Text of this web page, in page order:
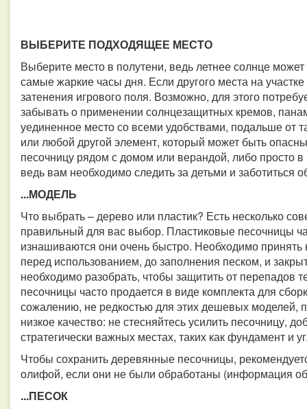
ВЫБЕРИТЕ ПОДХОДЯЩЕЕ МЕСТО
Выберите место в полутени, ведь летнее солнце
самые жаркие часы дня. Если другого места на
затенения игрового поля. Возможно, для этого
забывать о применении солнцезащитных кремов,
уединенное место со всеми удобствами, подальше от
или любой другой элемент, который может быть
песочницу рядом с домом или верандой, либо просто
ведь вам необходимо следить за детьми и заботиться
...МОДЕЛЬ
Что выбрать – дерево или пластик? Есть несколько
правильный для вас выбор. Пластиковые песочницы
изнашиваются они очень быстро. Необходимо
перед использованием, до заполнения песком, и
необходимо разобрать, чтобы защитить от перепадов
песочницы часто продается в виде комплекта для
сожалению, не редкостью для этих дешевых моделей,
низкое качество: не стесняйтесь усилить песочницу,
стратегически важных местах, таких как фундамент и
Чтобы сохранить деревянные песочницы,
олифой, если они не были обработаны (информация
...ПЕСОК